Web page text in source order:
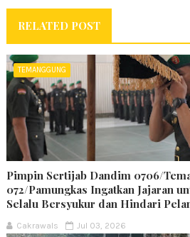
RELATED POST
TEMANGGUNG
Pimpin Sertijab Dandim 0706/
072/Pamungkas Ingatkan Jajaran
Selalu Bersyukur dan Hindari
Cakrawals Jul 03, 2026